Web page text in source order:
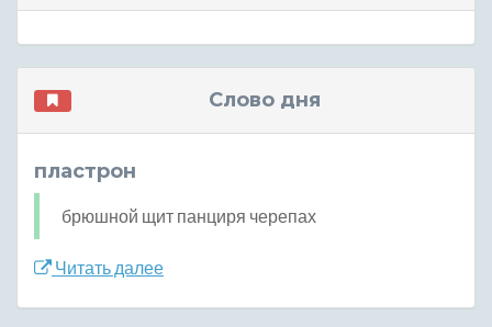
Слово дня
пластрон
брюшной щит панциря черепах
Читать далее